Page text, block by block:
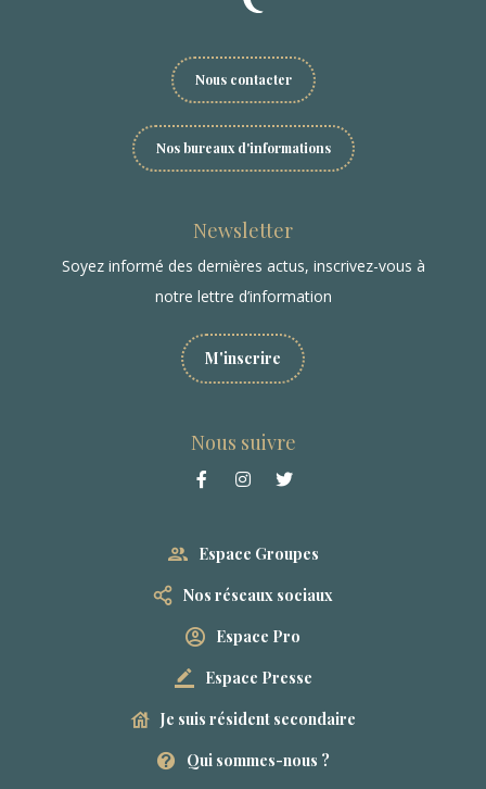
Nous contacter
Nos bureaux d'informations
Newsletter
Soyez informé des dernières actus, inscrivez-vous à
notre lettre d’information
M'inscrire
Nous suivre
Espace Groupes
Nos réseaux sociaux
Espace Pro
Espace Presse
Je suis résident secondaire
Qui sommes-nous ?